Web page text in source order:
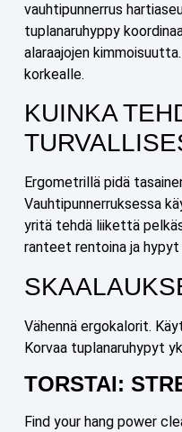
vauhtipunnerrus
tuplanaruhyppy
alaraajojen
korkealle.
KUINKA
Ergometrillä pidä
Vauhtipunnerruksessa
yritä tehdä liikettä
ranteet rentoina ja hypyt
Vähennä ergokalorit.
Korvaa tuplanaruhypyt
TORSTAI:
Find your hang power